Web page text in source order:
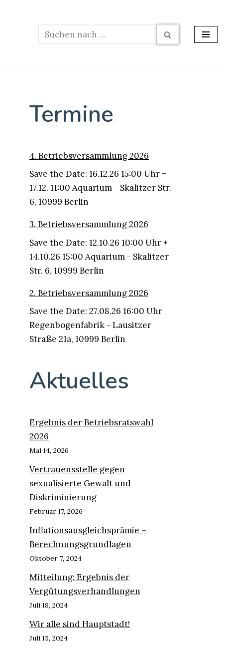
Termine
4. Betriebsversammlung 2026
Save the Date: 16.12.26 15:00 Uhr +
17.12. 11:00 Aquarium - Skalitzer Str.
6, 10999 Berlin
3. Betriebsversammlung 2026
Save the Date: 12.10.26 10:00 Uhr +
14.10.26 15:00 Aquarium - Skalitzer
Str. 6, 10999 Berlin
2. Betriebsversammlung 2026
Save the Date: 27.08.26 16:00 Uhr
Regenbogenfabrik - Lausitzer
Straße 21a, 10999 Berlin
Aktuelles
Ergebnis der Betriebsratswahl
2026
Mai 14, 2026
Vertrauensstelle gegen
sexualisierte Gewalt und
Diskriminierung
Februar 17, 2026
Inflationsausgleichsprämie –
Berechnungsgrundlagen
Oktober 7, 2024
Mitteilung: Ergebnis der
Vergütungsverhandlungen
Juli 18, 2024
Wir alle sind Hauptstadt!
Juli 15, 2024